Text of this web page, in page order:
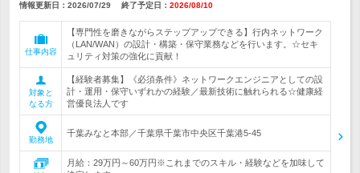
情報更新日：2026/07/29 終了予定日： 2026/08/10
仕事内容
【専門性を磨きながらステップアップできる】行内ネットワーク
（LAN/WAN）の設計・構築・保守業務などを行います。☆セキ
ュリティ対策の強化に貢献！
対象と
なる方
【経験者募集】《必須条件》ネットワークエンジニアとしての設
計・運用・保守いずれかの経験／最新技術に触れられる☆健康経
営優良法人です
勤務地
千葉みなと本部／千葉県千葉市中央区千葉港5-45
月給：29万円～60万円※これまでのスキル・経験などを加味して